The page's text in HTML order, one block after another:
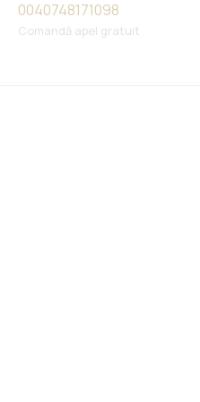
0040748171098
Comandă apel gratuit